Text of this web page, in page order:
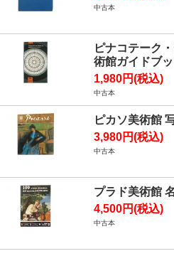
中古本
ピナコテーク
術館ガイドブ
1,980円(税込)
中古本
ピカソ美術館
3,980円(税込)
中古本
プラド美術館
4,500円(税込)
中古本